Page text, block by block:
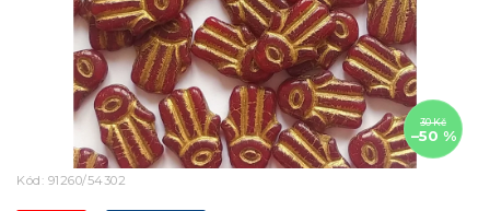
30 Kč
–50 %
Kód: 91260/54302